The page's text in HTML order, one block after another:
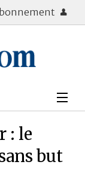
: le
but